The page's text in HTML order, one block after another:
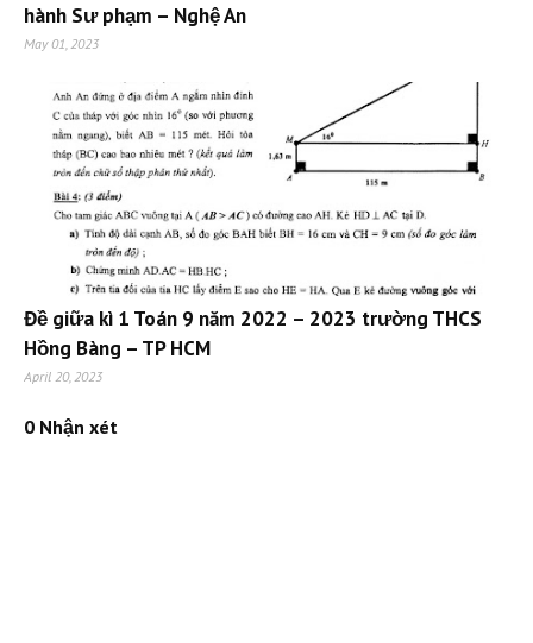
hành Sư phạm – Nghệ An
May 01, 2023
Đề giữa kì 1 Toán 9 năm 2022 – 2023 trường THCS
Hồng Bàng – TP HCM
April 20, 2023
0 Nhận xét